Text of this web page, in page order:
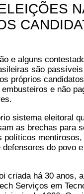
e alguns
são
próprios
e não
sistema eleitoral
as brechas para
políticos mentirosos,
do povo
criada há 30 anos,
Serviços em